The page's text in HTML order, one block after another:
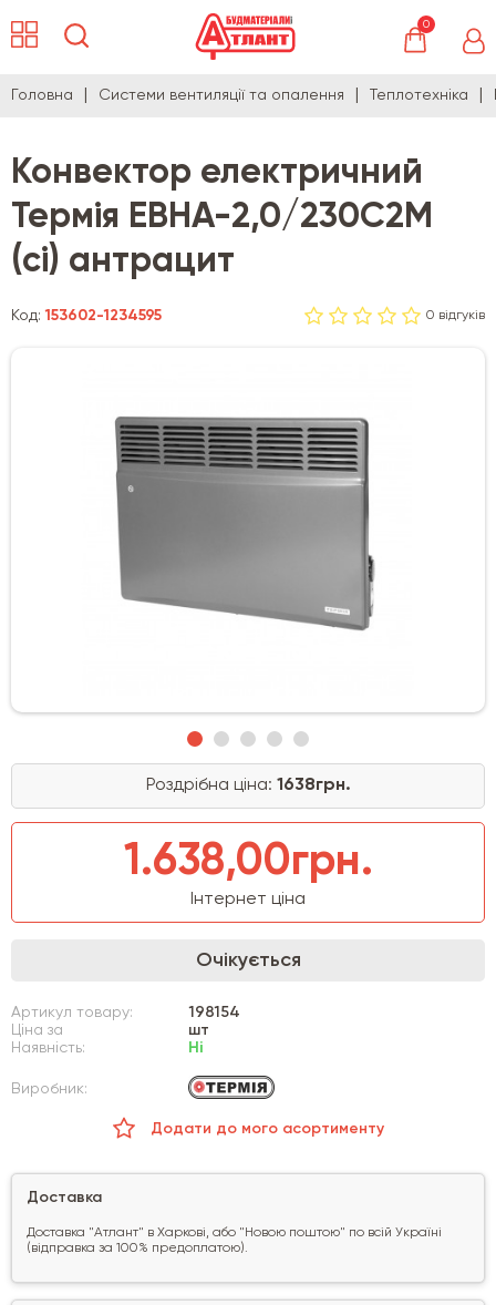
0
Головна Системи вентиляції та опалення Теплотехніка
Конвектор електричний
Термія ЕВНА-2,0/230С2М
(сі) антрацит
Код:153602-1234595 0 відгуків
Роздрібна ціна: 1638грн.
1.638,00грн.
Інтернет ціна
Очікується
Артикул товару:
198154
Ціна за
шт
Наявність:
Ні
Виробник:
Додати до мого асортименту
Доставка
Доставка "Атлант" в Харкові, або "Новою поштою" по всій Україні
(відправка за 100% предоплатою).